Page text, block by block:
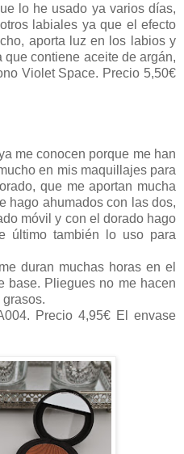
lo he usado ya varios días,
labiales ya que el efecto
aporta luz en los labios y
contiene aceite de argán,
Violet Space. Precio 5,50€
me conocen porque me han
en mis maquillajes para
que me aportan mucha
hago ahumados con las dos,
móvil y con el dorado hago
último también lo uso para
duran muchas horas en el
base. Pliegues no me hacen
Precio 4,95€ El envase